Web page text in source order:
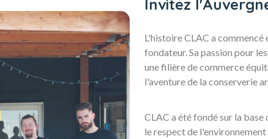
Invitez
L'histoire CLAC a
fondateur. Sa passion pour
une filière de commerce
l'aventure de la conserverie
CLAC a été fondé sur la
le respect de